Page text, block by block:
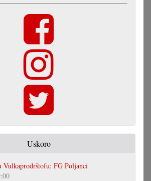
Uskoro
Vulkaprodrštofu: FG Poljanci